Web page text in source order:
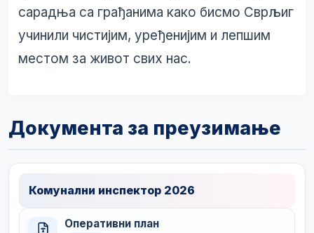
сарадња са грађанима како бисмо Сврљиг
учинили чистијим, уређенијим и лепшим
местом за живот свих нас.
Документа за преузимање
Комунални инспектор 2026
Оперативни план